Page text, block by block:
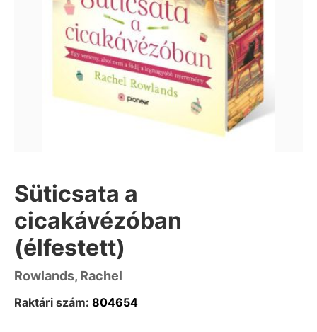
Süticsata a
cicakávézóban
(élfestett)
Rowlands, Rachel
Raktári szám: 804654